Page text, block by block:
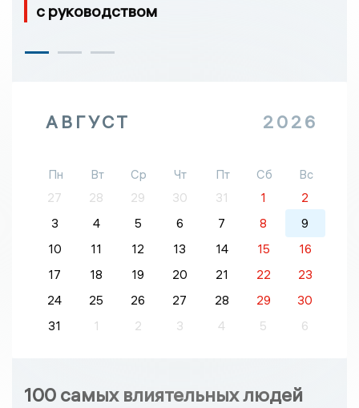
с руководством
АВГУСТ 2026
Пн Вт Ср Чт Пт Сб
Вс
27
28 29 30 31 1
2
3
4 5 6 7 8
9
10
11 12 13 14 15
16
17
18 19 20 21 22
23
24
25 26 27 28 29
30
31
1 2 3 4 5 6
100 самых влиятельных людей